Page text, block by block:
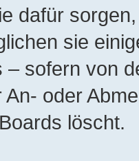
dafür
sie
– sofern von
An- oder
löscht.